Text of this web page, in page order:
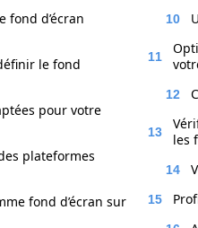
fond d’écran
le fond
pour votre
plateformes
fond d’écran sur
les